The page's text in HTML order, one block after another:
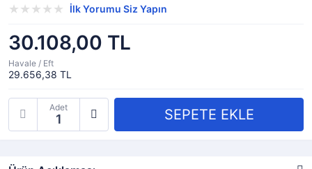
İlk Yorumu Siz Yapın
30.108,00 TL
Havale / Eft
29.656,38 TL
Adet